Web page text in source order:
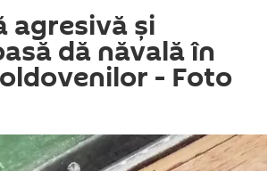
agresivă și
dă năvală în
- Foto